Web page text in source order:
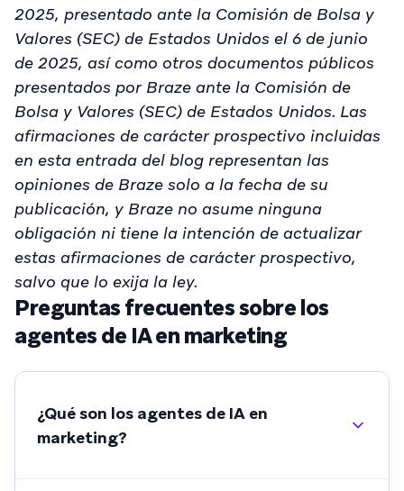
2025, presentado ante la Comisión de Bolsa y
Valores (SEC) de Estados Unidos el 6 de junio
de 2025, así como otros documentos públicos
presentados por Braze ante la Comisión de
Bolsa y Valores (SEC) de Estados Unidos. Las
afirmaciones de carácter prospectivo incluidas
en esta entrada del blog representan las
opiniones de Braze solo a la fecha de su
publicación, y Braze no asume ninguna
obligación ni tiene la intención de actualizar
estas afirmaciones de carácter prospectivo,
salvo que lo exija la ley.
Preguntas frecuentes sobre los
agentes de IA en marketing
¿Qué son los agentes de IA en
marketing?